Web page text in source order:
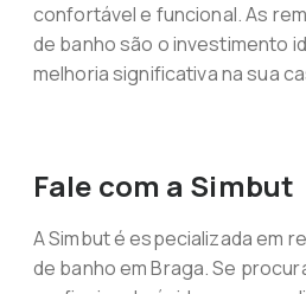
confortável e funcional. As
de banho são o investimento
melhoria significativa na sua
Fale com a Simbut
A Simbut é especializada em
de banho em Braga. Se